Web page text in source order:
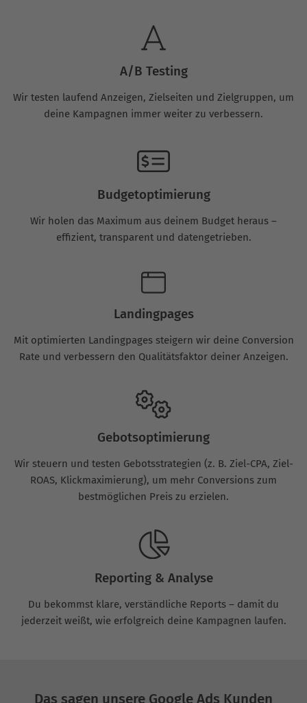
A/B Testing
Wir testen laufend Anzeigen, Zielseiten und Zielgruppen, um
deine Kampagnen immer weiter zu verbessern.
Budgetoptimierung
Wir holen das Maximum aus deinem Budget heraus –
effizient, transparent und datengetrieben.
Landingpages
Mit optimierten Landingpages steigern wir deine Conversion
Rate und verbessern den Qualitätsfaktor deiner Anzeigen.
Gebotsoptimierung
Wir steuern und testen Gebotsstrategien (z. B. Ziel-CPA, Ziel-
ROAS, Klickmaximierung), um mehr Conversions zum
bestmöglichen Preis zu erzielen.
Reporting & Analyse
Du bekommst klare, verständliche Reports – damit du
jederzeit weißt, wie erfolgreich deine Kampagnen laufen.
Das sagen unsere Google Ads Kunden